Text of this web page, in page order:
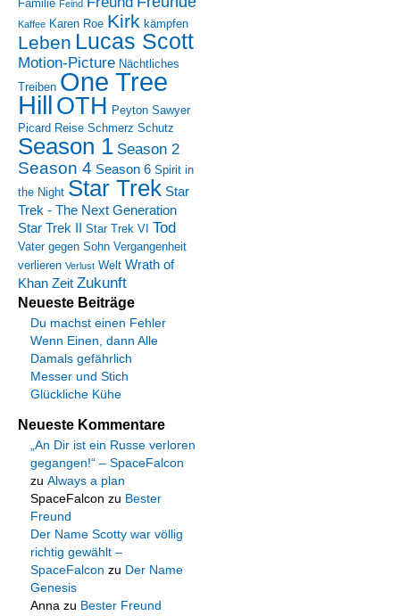
Familie Feind
Kaffee Karen Roe Kirk kämpfen
Leben Lucas Scott
Motion-Picture Nächtliches
Treiben One Tree
Hill OTH Peyton Sawyer
Picard Reise Schmerz Schutz
Season 1 Season 2
Season 4 Season 6 Spirit in
the Night Star Trek Star
Trek - The Next Generation
Star Trek II Star Trek VI Tod
Vater gegen Sohn Vergangenheit
verlieren Verlust Welt Wrath of
Khan Zeit Zukunft
Neueste Beiträge
Du machst einen Fehler
Wenn Einen, dann Alle
Damals gefährlich
Messer und Stich
Glückliche Kühe
Neueste Kommentare
„An Dir ist ein Russe verloren
gegangen!“ – SpaceFalcon
zu Always a plan
SpaceFalcon zu Bester
Freund
Der Name Scotty war völlig
richtig gewählt –
SpaceFalcon zu Der Name
Genesis
Annazu Bester Freund